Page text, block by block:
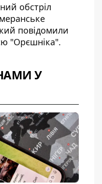
обстріл
повідомили
"Орєшніка".
У